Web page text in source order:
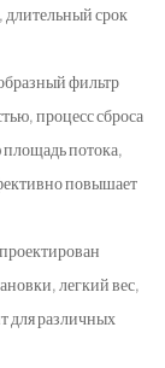
срок
фильтр
процесс сброса
потока,
повышает
легкий вес,
для различных